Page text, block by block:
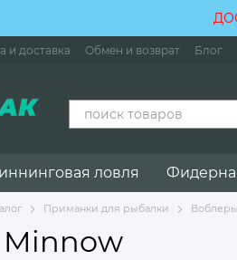
и доставка Обмен и возврат Блог
ловля
Приманки для рыбалки Воблеры